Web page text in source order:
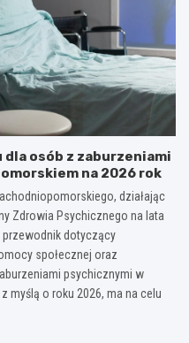
osób z zaburzeniami
na 2026 rok
działając
Zdrowia Psychicznego na lata
przewodnik dotyczący
społecznej oraz
psychicznymi w
myślą o roku 2026, ma na celu